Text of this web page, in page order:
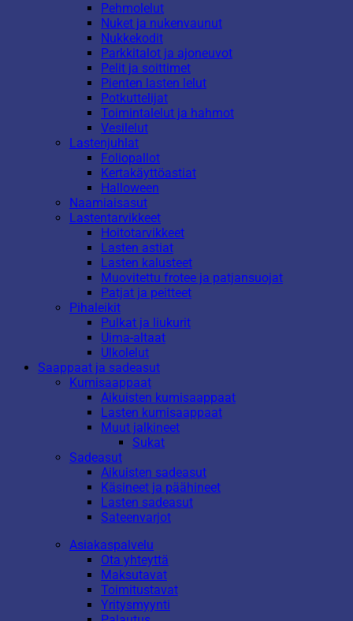
Pehmolelut
Nuket ja nukenvaunut
Nukkekodit
Parkkitalot ja ajoneuvot
Pelit ja soittimet
Pienten lasten lelut
Potkuttelijat
Toimintalelut ja hahmot
Vesilelut
Lastenjuhlat
Foliopallot
Kertakäyttöastiat
Halloween
Naamiaisasut
Lastentarvikkeet
Hoitotarvikkeet
Lasten astiat
Lasten kalusteet
Muovitettu frotee ja patjansuojat
Patjat ja peitteet
Pihaleikit
Pulkat ja liukurit
Uima-altaat
Ulkolelut
Saappaat ja sadeasut
Kumisaappaat
Aikuisten kumisaappaat
Lasten kumisaappaat
Muut jalkineet
Sukat
Sadeasut
Aikuisten sadeasut
Käsineet ja päähineet
Lasten sadeasut
Sateenvarjot
Asiakaspalvelu
Ota yhteyttä
Maksutavat
Toimitustavat
Yritysmyynti